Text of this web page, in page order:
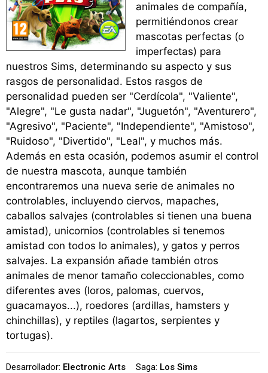
animales de compañía,
permitiéndonos crear
mascotas perfectas (o
imperfectas) para
nuestros Sims, determinando su aspecto y sus
rasgos de personalidad. Estos rasgos de
personalidad pueden ser "Cerdícola", "Valiente",
"Alegre", "Le gusta nadar", "Juguetón", "Aventurero",
"Agresivo", "Paciente", "Independiente", "Amistoso",
"Ruidoso", "Divertido", "Leal", y muchos más.
Además en esta ocasión, podemos asumir el control
de nuestra mascota, aunque también
encontraremos una nueva serie de animales no
controlables, incluyendo ciervos, mapaches,
caballos salvajes (controlables si tienen una buena
amistad), unicornios (controlables si tenemos
amistad con todos lo animales), y gatos y perros
salvajes. La expansión añade también otros
animales de menor tamaño coleccionables, como
diferentes aves (loros, palomas, cuervos,
guacamayos...), roedores (ardillas, hamsters y
chinchillas), y reptiles (lagartos, serpientes y
tortugas).
Desarrollador: Electronic Arts
Saga: Los Sims